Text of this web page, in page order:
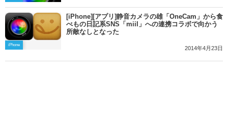
iPhone
[iPhone][アプリ]静音カメラの雄「OneCam」から食
べもの日記系SNS「miil」への連携コラボで向かう
所敵なしとなった
2014年4月23日